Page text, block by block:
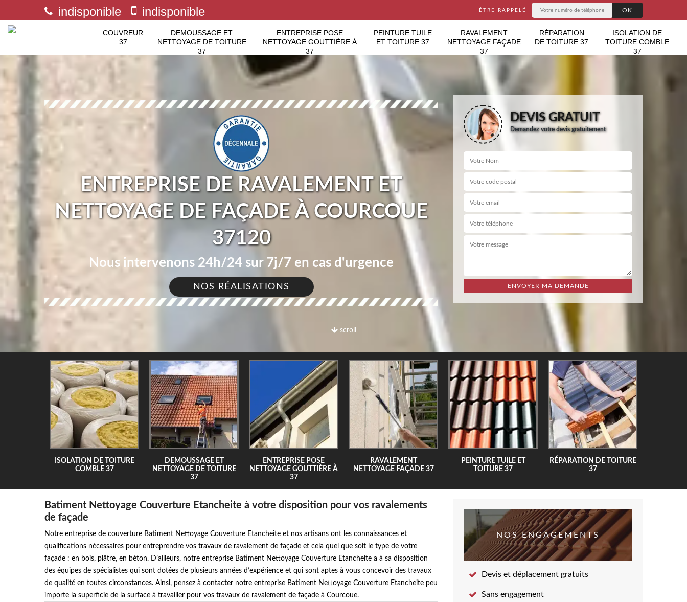
indisponible indisponible ÊTRE RAPPELÉ
COUVREUR
37
DEMOUSSAGE ET
NETTOYAGE DE TOITURE
37
ENTREPRISE POSE
NETTOYAGE GOUTTIÈRE À
37
PEINTURE TUILE
ET TOITURE 37
RAVALEMENT
NETTOYAGE FAÇADE
37
RÉPARATION
DE TOITURE 37
ISOLATION DE
TOITURE COMBLE
37
scroll
ENTREPRISE DE RAVALEMENT ET
NETTOYAGE DE FAÇADE À COURCOUE
37120
Nous intervenons 24h/24 sur 7j/7 en cas d'urgence
NOS RÉALISATIONS
DEVIS GRATUIT
Demandez votre devis gratuitement
ISOLATION DE TOITURE
COMBLE 37
DEMOUSSAGE ET
NETTOYAGE DE TOITURE
37
ENTREPRISE POSE
NETTOYAGE GOUTTIÈRE À
37
RAVALEMENT
NETTOYAGE FAÇADE 37
PEINTURE TUILE ET
TOITURE 37
RÉPARATION DE TOITURE
37
Batiment Nettoyage Couverture Etancheite à votre disposition pour vos ravalements
de façade
Notre entreprise de couverture Batiment Nettoyage Couverture Etancheite et nos artisans ont les connaissances et
qualifications nécessaires pour entreprendre vos travaux de ravalement de façade et cela quel que soit le type de votre
façade : en bois, plâtre, en béton. D’ailleurs, notre entreprise Batiment Nettoyage Couverture Etancheite a à sa disposition
des équipes de spécialistes qui sont dotées de plusieurs années d’expérience et qui sont aptes à vous concevoir des travaux
de qualité en toutes circonstances. Ainsi, pensez à contacter notre entreprise Batiment Nettoyage Couverture Etancheite peu
importe la superficie de la surface à travailler pour vos travaux de ravalement de façade à Courcoue.
NOS ENGAGEMENTS
Devis et déplacement gratuits
Sans engagement